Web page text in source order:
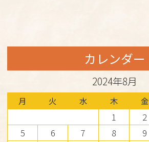
カレンダー
2024年8月
月 火 水 木 金
1 2
5
6 7 8 9